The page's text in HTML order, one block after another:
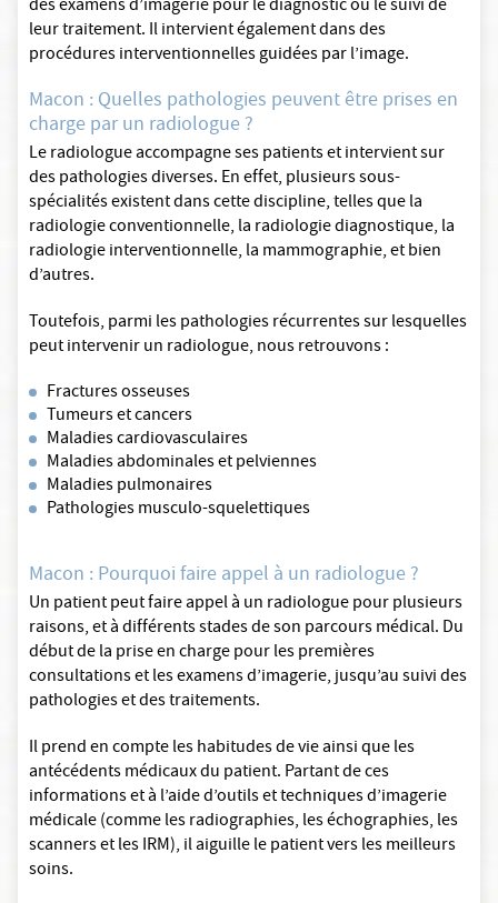
des examens d’imagerie pour le diagnostic ou le suivi de
leur traitement. Il intervient également dans des
procédures interventionnelles guidées par l’image.
Macon : Quelles pathologies peuvent être prises en
charge par un radiologue ?
Le radiologue accompagne ses patients et intervient sur
des pathologies diverses. En effet, plusieurs sous-
spécialités existent dans cette discipline, telles que la
radiologie conventionnelle, la radiologie diagnostique, la
radiologie interventionnelle, la mammographie, et bien
d’autres.
Toutefois, parmi les pathologies récurrentes sur lesquelles
peut intervenir un radiologue, nous retrouvons :
Fractures osseuses
Tumeurs et cancers
Maladies cardiovasculaires
Maladies abdominales et pelviennes
Maladies pulmonaires
Pathologies musculo-squelettiques
Macon : Pourquoi faire appel à un radiologue ?
Un patient peut faire appel à un radiologue pour plusieurs
raisons, et à différents stades de son parcours médical. Du
début de la prise en charge pour les premières
consultations et les examens d’imagerie, jusqu’au suivi des
pathologies et des traitements.
Il prend en compte les habitudes de vie ainsi que les
antécédents médicaux du patient. Partant de ces
informations et à l’aide d’outils et techniques d’imagerie
médicale (comme les radiographies, les échographies, les
scanners et les IRM), il aiguille le patient vers les meilleurs
soins.